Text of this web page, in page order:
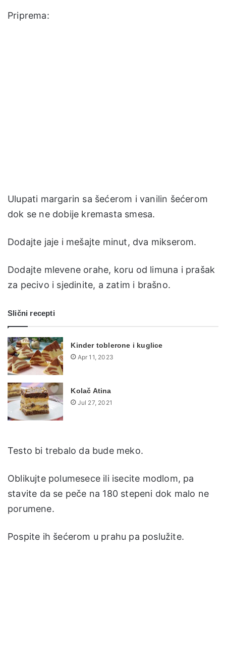
Priprema:
Ulupati margarin sa šećerom i vanilin šećerom
dok se ne dobije kremasta smesa.
Dodajte jaje i mešajte minut, dva mikserom.
Dodajte mlevene orahe, koru od limuna i prašak
za pecivo i sjedinite, a zatim i brašno.
Slični recepti
Kinder toblerone i kuglice
Apr 11, 2023
Kolač Atina
Jul 27, 2021
Testo bi trebalo da bude meko.
Oblikujte polumesece ili isecite modlom, pa
stavite da se peče na 180 stepeni dok malo ne
porumene.
Pospite ih šećerom u prahu pa poslužite.